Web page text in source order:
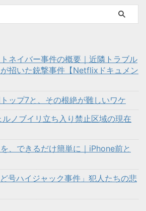
トネイバー事件の概要｜近隣トラブル
が招いた銃撃事件【Netflixドキュメン
トップ7と、その根絶が難しいワケ
ノブイリ立ち入り禁止区域の現在
、できるだけ簡単に｜iPhone前と
号ハイジャック事件」犯人たちの悲